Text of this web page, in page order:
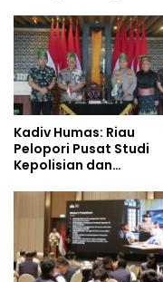
Era Digital
Kadiv Humas: Riau
Pelopori Pusat Studi
Kepolisian dan
Policing Masuki Babak